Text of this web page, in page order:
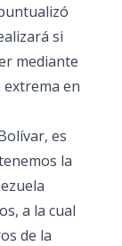
si
mediante
en
es
la
a la cual
de la